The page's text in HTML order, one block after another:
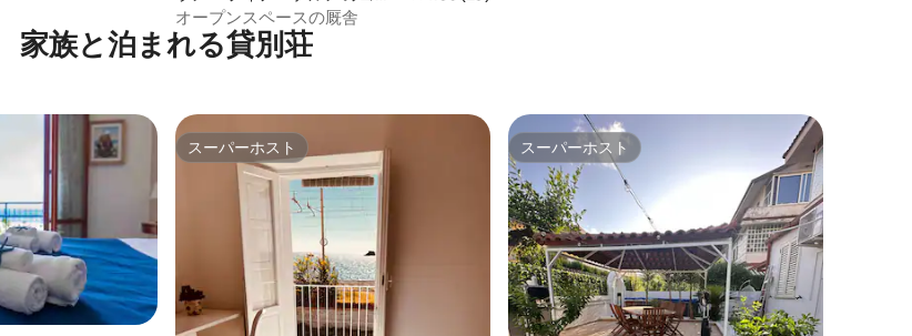
ドミニアム
オープンスペースの厩舎
家族と泊まれる貸別荘
スーパーホスト
スーパーホスト スーパーホスト
スーパーホスト